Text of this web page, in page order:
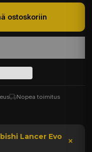
ostoskoriin
Nopea toimitus
Lancer Evo